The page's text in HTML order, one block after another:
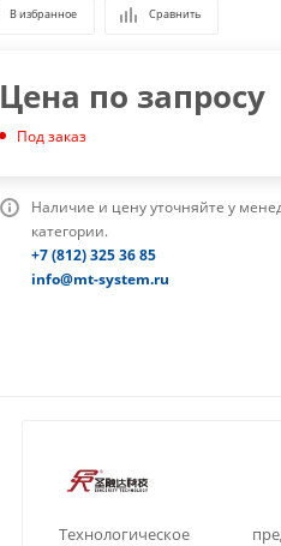
В избранное Сравнить
Цена по запросу
Под заказ
Наличие и цену уточняйте у
категории.
+7 (812) 325 36 85
info@mt-system.ru
Технологическое